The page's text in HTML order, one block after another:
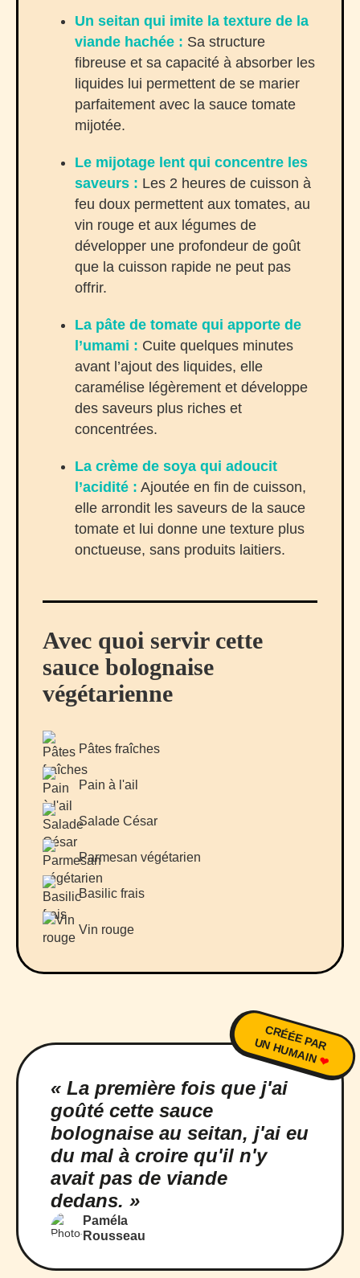
Un seitan qui imite la texture de la
viande hachée : Sa structure
fibreuse et sa capacité à absorber les
liquides lui permettent de se marier
parfaitement avec la sauce tomate
mijotée.
Le mijotage lent qui concentre les
saveurs : Les 2 heures de cuisson à
feu doux permettent aux tomates, au
vin rouge et aux légumes de
développer une profondeur de goût
que la cuisson rapide ne peut pas
offrir.
La pâte de tomate qui apporte de
l’umami : Cuite quelques minutes
avant l’ajout des liquides, elle
caramélise légèrement et développe
des saveurs plus riches et
concentrées.
La crème de soya qui adoucit
l’acidité : Ajoutée en fin de cuisson,
elle arrondit les saveurs de la sauce
tomate et lui donne une texture plus
onctueuse, sans produits laitiers.
Avec quoi servir cette
sauce bolognaise
végétarienne
Pâtes fraîches
Pain à l'ail
Salade César
Parmesan végétarien
Basilic frais
Vin rouge
CRÉÉE PAR
UN HUMAIN❤
« La première fois que j'ai
goûté cette sauce
bolognaise au seitan, j'ai eu
du mal à croire qu'il n'y
avait pas de viande
dedans. »
Paméla
Rousseau